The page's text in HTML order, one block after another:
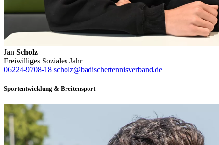
Jan Scholz
Freiwilliges Soziales Jahr
06224-9708-18 scholz@badischertennisverband.de
Sportentwicklung & Breitensport